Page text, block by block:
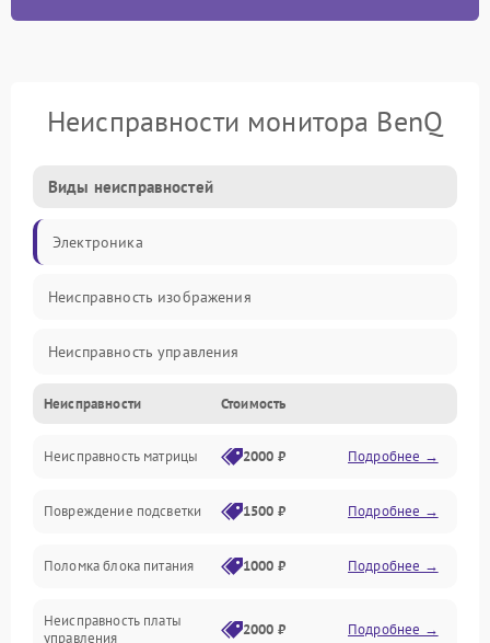
Неисправности монитора BenQ
Виды неисправностей
Электроника
Неисправность изображения
Неисправность управления
Неисправность интерфейсов
Прочие неисправности
Неисправность звука
Механические повреждения
Неисправности Стоимость
Неисправность матрицы 2000 ₽ Подробнее →
Повреждение подсветки 1500 ₽ Подробнее →
Поломка блока питания 1000 ₽ Подробнее →
Неисправность платы
управления
2000 ₽ Подробнее →